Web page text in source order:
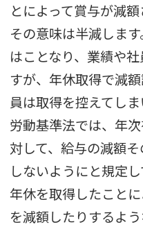
とによって賞与が減
その意味は半減しま
はことなり、業績や
すが、年休取得で減
員は取得を控えてしま
労動基準法では、年
対して、給与の減額
しないようにと規定し
年休を取得したこと
を減額したりするよ